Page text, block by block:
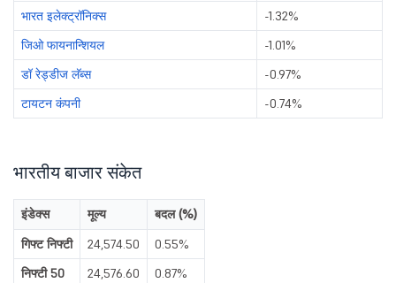
भारत इलेक्ट्रॉनिक्स
-1.32%
जिओ फायनान्शियल
-1.01%
डॉ रेड्डीज लॅब्स
-0.97%
टायटन कंपनी
-0.74%
भारतीय बाजार संकेत
इंडेक्स मूल्य
बदल (%)
गिफ्ट निफ्टी
24,574.50
0.55%
निफ्टी 50
24,576.60
0.87%